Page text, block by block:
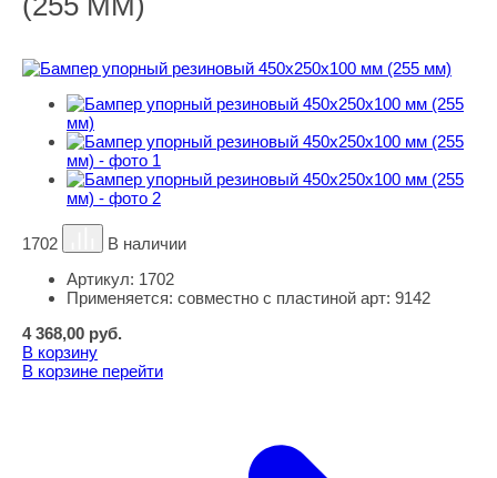
1702
В наличии
Артикул: 1702
Применяется: совместно с пластиной арт: 9142
4 368,00 руб.
В корзину
В корзине перейти